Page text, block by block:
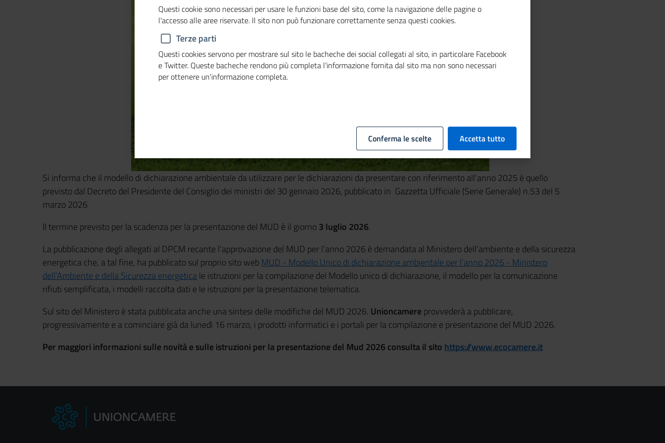
Si informa che il modello di dichiarazione ambientale da utilizzare per le dichiarazioni da presentare con riferimento all'anno 2025 è quello
previsto dal Decreto del Presidente del Consiglio dei ministri del 30 gennaio 2026, pubblicato in Gazzetta Ufficiale (Serie Generale) n.53 del 5
marzo 2026
Il termine previsto per la scadenza per la presentazione del MUD è il giorno3 luglio 2026.
La pubblicazione degli allegati al DPCM recante l’approvazione del MUD per l’anno 2026 è demandata al Ministero dell’ambiente e della sicurezza
energetica che, a tal fine, ha pubblicato sul proprio sito webMUD - Modello Unico di dichiarazione ambientale per l’anno 2026 - Ministero
dell'Ambiente e della Sicurezza energeticale istruzioni per la compilazione del Modello unico di dichiarazione, il modello per la comunicazione
rifiuti semplificata, i modelli raccolta dati e le istruzioni per la presentazione telematica.
Sul sito del Ministero è stata pubblicata anche una sintesi delle modifiche del MUD 2026. Unioncamereprovvederà a pubblicare,
progressivamente e a cominciare già da lunedì 16 marzo, i prodotti informatici e i portali per la compilazione e presentazione del MUD 2026.
Per maggiori informazioni sulle novità e sulle istruzioni per la presentazione del Mud 2026 consulta il sito https://www.ecocamere.it
Questi cookie sono necessari per usare le funzioni base del sito, come la navigazione delle pagine o
l'accesso alle aree riservate. Il sito non può funzionare correttamente senza questi cookies.
Terze parti
Questi cookies servono per mostrare sul sito le bacheche dei social collegati al sito, in particolare Facebook
e Twitter. Queste bacheche rendono più completa l'informazione fornita dal sito ma non sono necessari
per ottenere un'informazione completa.
Conferma le scelte Accetta tutto